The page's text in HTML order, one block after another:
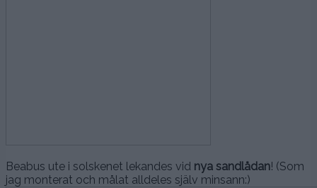
Beabus ute i solskenet lekandes vid nya sandlådan! (Som
jag monterat och målat alldeles själv minsann:)